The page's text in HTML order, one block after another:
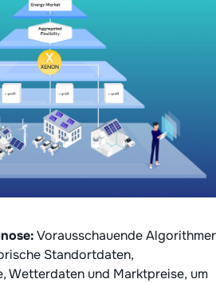
Vorausschauende
Standortdaten,
Wetterdaten und Marktpreise, um